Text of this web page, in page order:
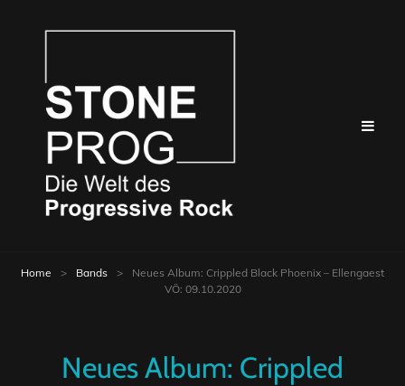
Home > Bands >
Neues Album: Crippled Black Phoenix – Ellengaest
VÖ: 09.10.2020
Neues Album: Crippled